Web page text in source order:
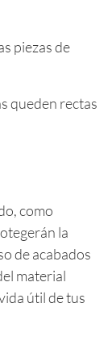
piezas de
queden rectas
como
la
de acabados
material
útil de tus